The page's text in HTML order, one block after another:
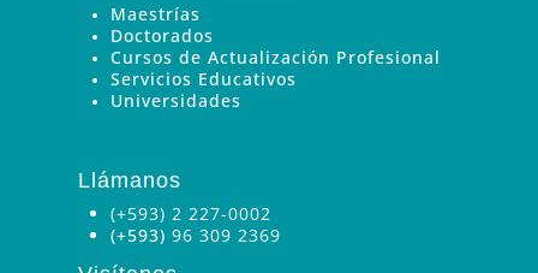
Maestrías
Doctorados
Cursos de Actualización Profesional
Servicios Educativos
Universidades
Llámanos
(+593) 2 227-0002
(+593) 96 309 2369